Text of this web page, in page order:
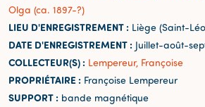
Olga (ca. 1897-?)
LIEU D'ENREGISTREMENT : Liège (Saint-
DATE D'ENREGISTREMENT : Juillet-août-
COLLECTEUR(S) : Lempereur, Françoise
PROPRIÉTAIRE : Françoise Lempereur
SUPPORT : bande magnétique